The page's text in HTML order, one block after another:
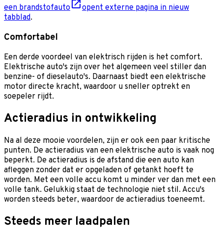
een brandstofauto
opent externe pagina in nieuw
tabblad.
Comfortabel
Een derde voordeel van elektrisch rijden is het comfort.
Elektrische auto's zijn over het algemeen veel stiller dan
benzine- of dieselauto's. Daarnaast biedt een elektrische
motor directe kracht, waardoor u sneller optrekt en
soepeler rijdt.
Actieradius in ontwikkeling
Na al deze mooie voordelen, zijn er ook een paar kritische
punten. De actieradius van een elektrische auto is vaak nog
beperkt. De actieradius is de afstand die een auto kan
afleggen zonder dat er opgeladen of getankt hoeft te
worden. Met een volle accu komt u minder ver dan met een
volle tank. Gelukkig staat de technologie niet stil. Accu's
worden steeds beter, waardoor de actieradius toeneemt.
Steeds meer laadpalen